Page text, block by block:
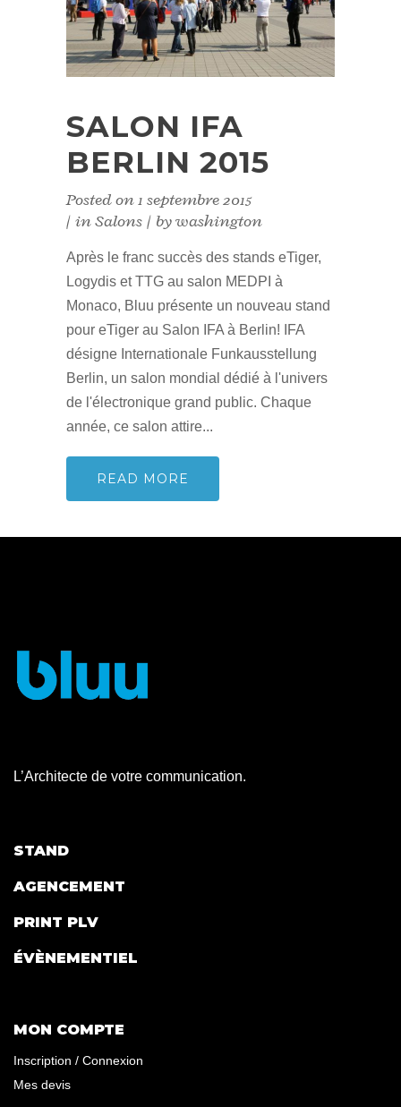
SALON IFA
BERLIN 2015
Posted on1 septembre 2015
inSalons bywashington
Après le franc succès des stands eTiger,
Logydis et TTG au salon MEDPI à
Monaco, Bluu présente un nouveau stand
pour eTiger au Salon IFA à Berlin! IFA
désigne Internationale Funkausstellung
Berlin, un salon mondial dédié à l'univers
de l'électronique grand public. Chaque
année, ce salon attire...
READ MORE
L’Architecte de votre communication.
STAND
AGENCEMENT
PRINT PLV
ÉVÈNEMENTIEL
MON COMPTE
Inscription / Connexion
Mes devis